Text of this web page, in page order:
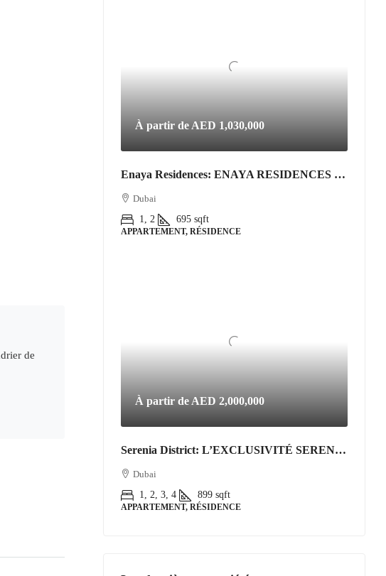
de
À partir de AED 1,030,000
Enaya Residences: ENAYA RESIDENCES • JVT DISTRICT 3
Dubai
1, 2
695 sqft
APPARTEMENT, RÉSIDENCE
À partir de AED 2,000,000
Serenia District: L’EXCLUSIVITÉ SERENIA DISTRICT | L’Art de Vivre Resort au Cœur de Jumeirah Islands
Dubai
1, 2, 3, 4
899 sqft
APPARTEMENT, RÉSIDENCE